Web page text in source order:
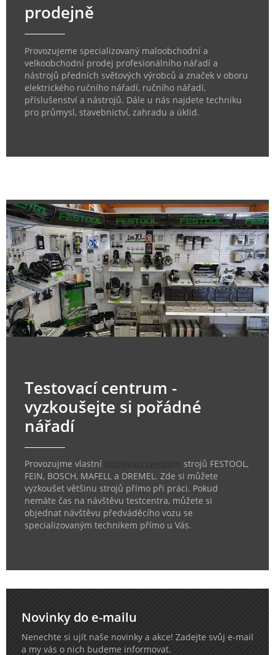
prodejně
Provozujeme specializovaný maloobchodní a
velkoobchodní prodej profesionálního nářadí a
nástrojů předních světových výrobců a značek v oboru
elektrického ručního nářadí, ručního nářadí,
příslušenství a nástrojů. Dále u nás najdete techniku
pro průmysl, stavebnictví, zahradu a úklid.
Testovací centrum -
vyzkoušejte si pořádné
nářadí
Provozujme vlastní
strojů FESTOOL,
FEIN, BOSCH, MAFELL a DREMEL. Zde si můžete
vyzkoušet většinu strojů přímo při práci. Pokud
nemáte čas na návštěvu testcentra, můžete si
objednat návštěvu předváděcího vozu se
specializovaným technikem přímo u Vás.
Novinky do e-mailu
Nenechte si ujít naše novinky a akce! Zadejte svůj e-mail
a my vás o nich budeme informovat.